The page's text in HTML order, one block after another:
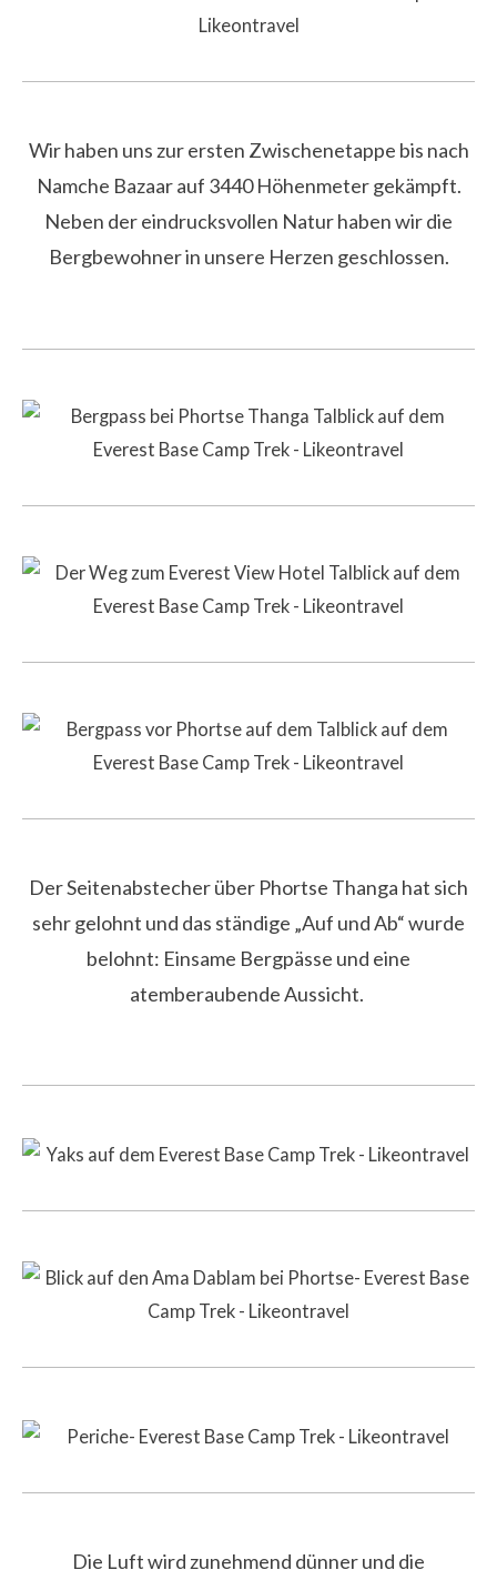
Wir haben uns zur ersten Zwischenetappe bis nach
Namche Bazaar auf 3440 Höhenmeter gekämpft.
Neben der eindrucksvollen Natur haben wir die
Bergbewohner in unsere Herzen geschlossen.
Der Seitenabstecher über Phortse Thanga hat sich
sehr gelohnt und das ständige „Auf und Ab“ wurde
belohnt: Einsame Bergpässe und eine
atemberaubende Aussicht.
Die Luft wird zunehmend dünner und die